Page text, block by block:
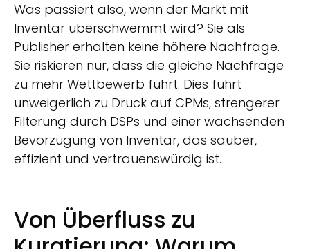
Was passiert also, wenn der Markt mit
Inventar überschwemmt wird? Sie als
Publisher erhalten keine höhere Nachfrage.
Sie riskieren nur, dass die gleiche Nachfrage
zu mehr Wettbewerb führt. Dies führt
unweigerlich zu Druck auf CPMs, strengerer
Filterung durch DSPs und einer wachsenden
Bevorzugung von Inventar, das sauber,
effizient und vertrauenswürdig ist.
Von Überfluss zu